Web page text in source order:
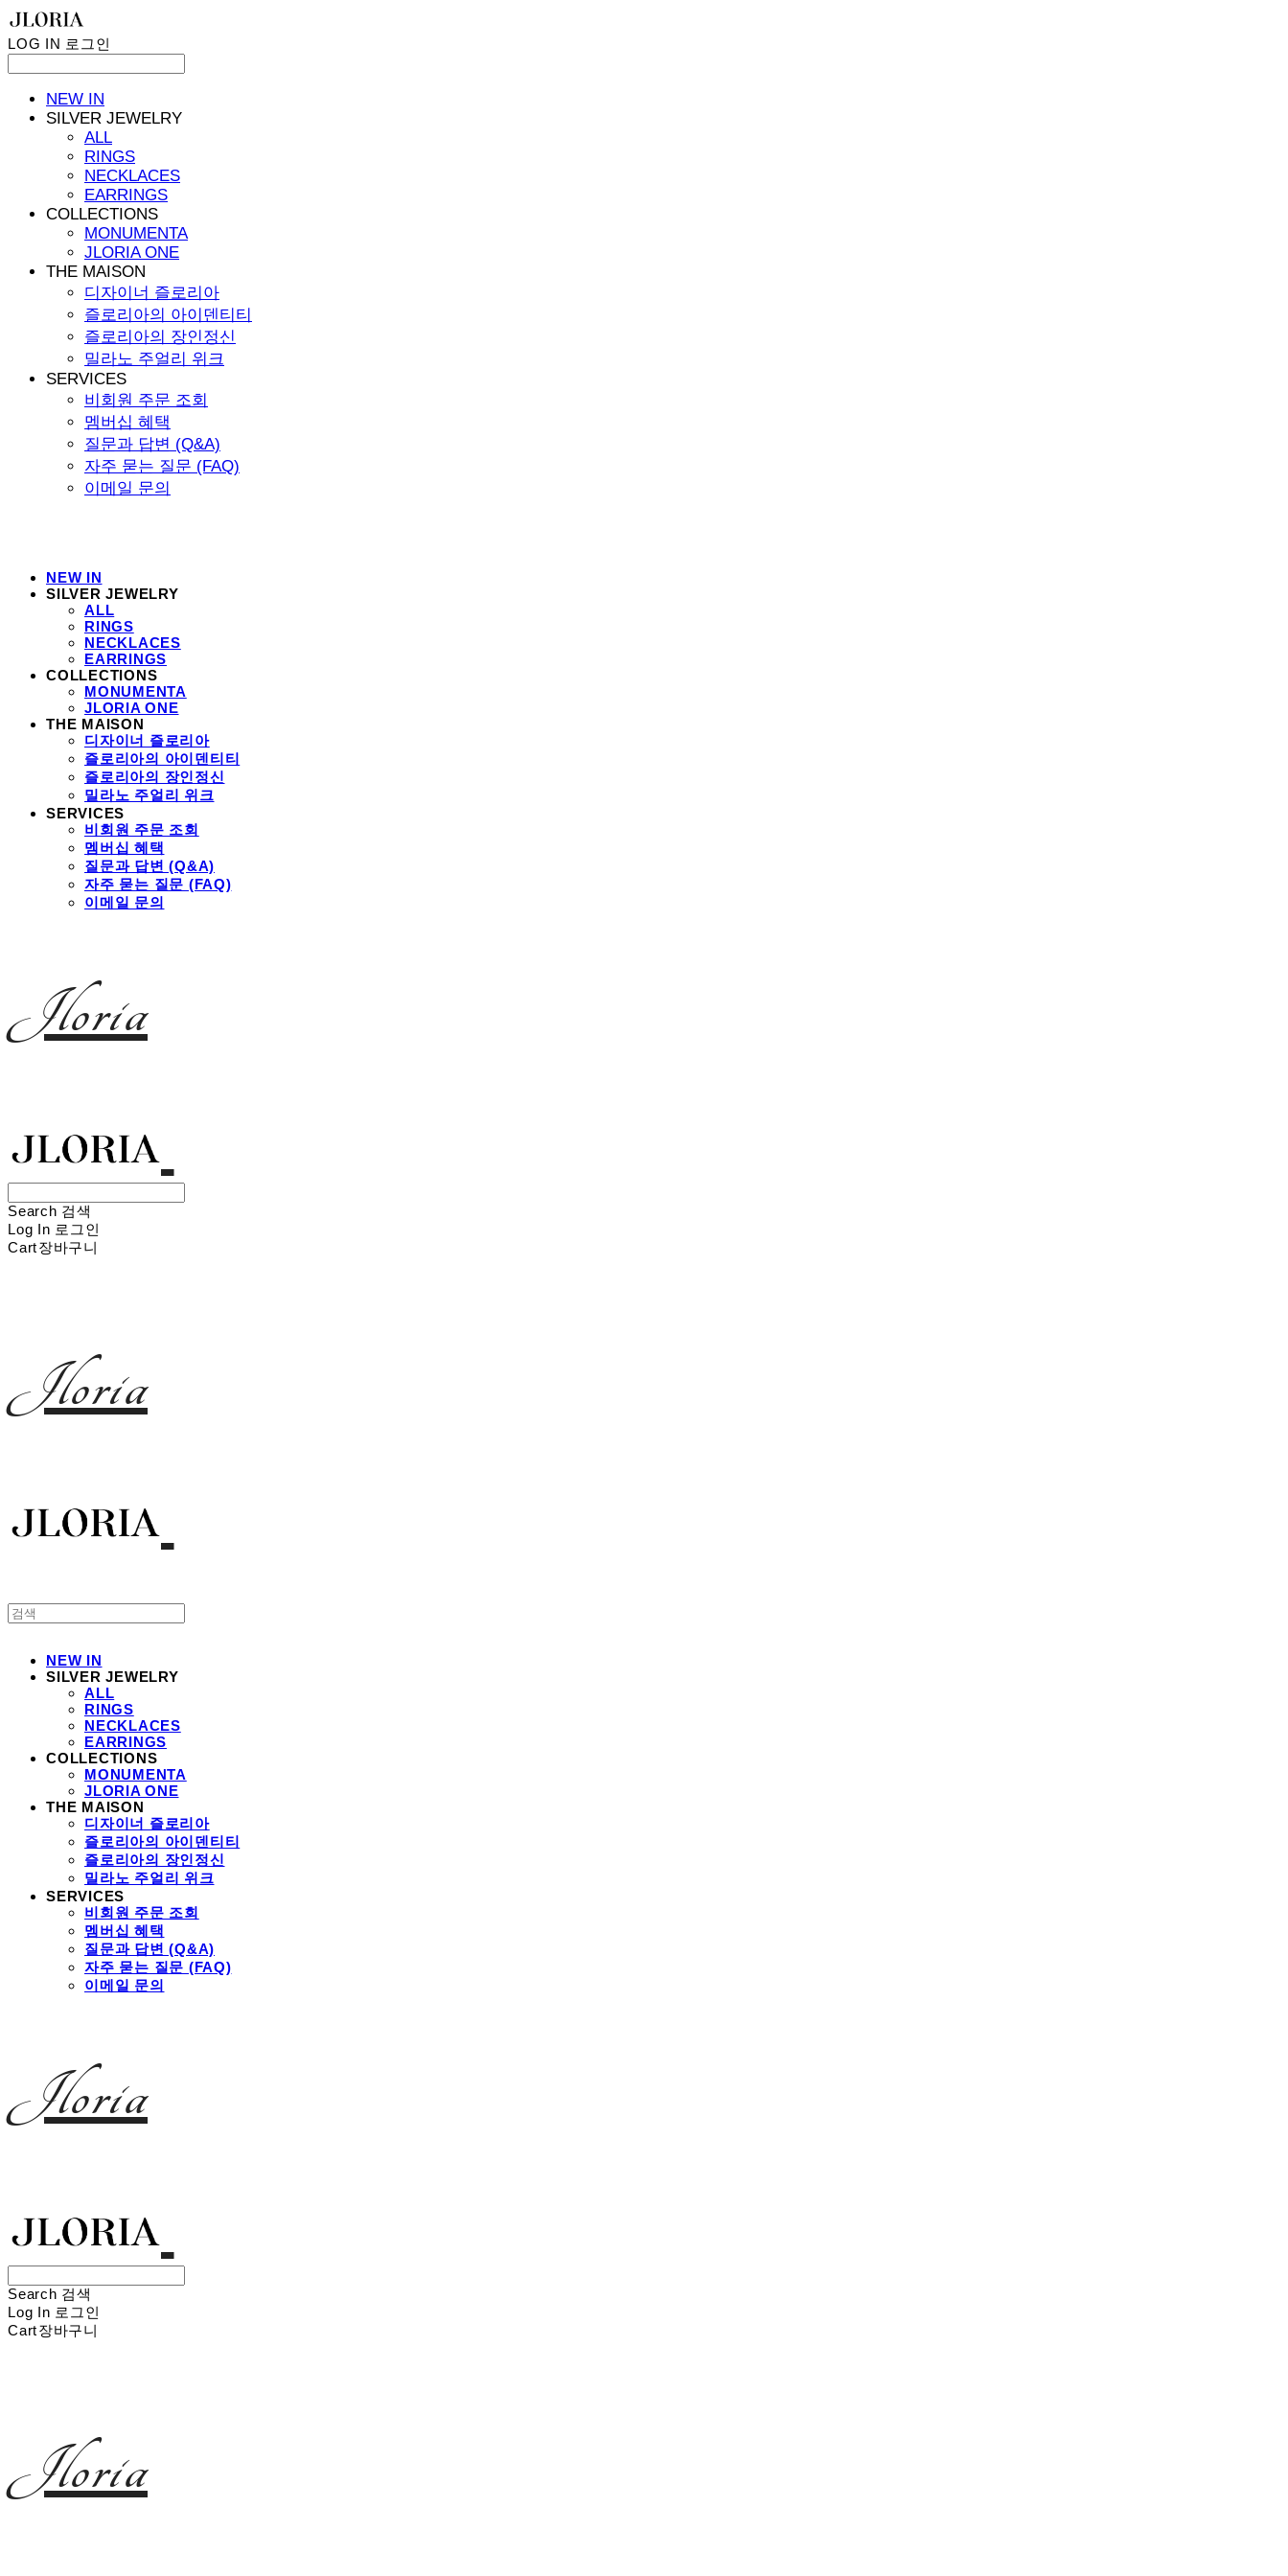
LOG IN 로그인
NEW IN
SILVER JEWELRY
ALL
RINGS
NECKLACES
EARRINGS
COLLECTIONS
MONUMENTA
JLORIA ONE
THE MAISON
디자이너 즐로리아
즐로리아의 아이덴티티
즐로리아의 장인정신
밀라노 주얼리 위크
SERVICES
비회원 주문 조회
멤버십 혜택
질문과 답변 (Q&A)
자주 묻는 질문 (FAQ)
이메일 문의
NEW IN
SILVER JEWELRY
ALL
RINGS
NECKLACES
EARRINGS
COLLECTIONS
MONUMENTA
JLORIA ONE
THE MAISON
디자이너 즐로리아
즐로리아의 아이덴티티
즐로리아의 장인정신
밀라노 주얼리 위크
SERVICES
비회원 주문 조회
멤버십 혜택
질문과 답변 (Q&A)
자주 묻는 질문 (FAQ)
이메일 문의
Jloria
Search 검색
Log In 로그인
Cart장바구니
Jloria
NEW IN
SILVER JEWELRY
ALL
RINGS
NECKLACES
EARRINGS
COLLECTIONS
MONUMENTA
JLORIA ONE
THE MAISON
디자이너 즐로리아
즐로리아의 아이덴티티
즐로리아의 장인정신
밀라노 주얼리 위크
SERVICES
비회원 주문 조회
멤버십 혜택
질문과 답변 (Q&A)
자주 묻는 질문 (FAQ)
이메일 문의
Jloria
Search 검색
Log In 로그인
Cart장바구니
Jloria